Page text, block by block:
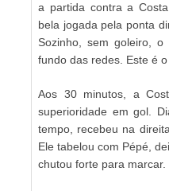
a partida contra a
bela jogada pela ponta
Sozinho, sem goleiro,
fundo das redes. Este é
Aos 30 minutos, a
superioridade em gol.
tempo, recebeu na
Ele tabelou com Pépé,
chutou forte para marcar.